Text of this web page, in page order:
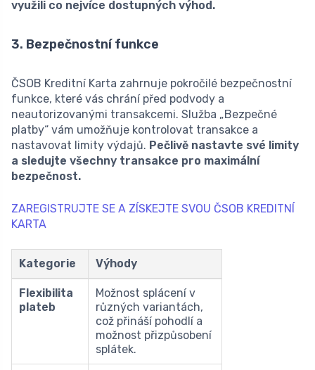
využili co nejvíce dostupných výhod.
3. Bezpečnostní funkce
ČSOB Kreditní Karta zahrnuje pokročilé bezpečnostní
funkce, které vás chrání před podvody a
neautorizovanými transakcemi. Služba „Bezpečné
platby“ vám umožňuje kontrolovat transakce a
nastavovat limity výdajů. Pečlivě nastavte své limity
a sledujte všechny transakce pro maximální
bezpečnost.
ZAREGISTRUJTE SE A ZÍSKEJTE SVOU ČSOB KREDITNÍ
KARTA
Kategorie Výhody
Flexibilita
plateb
Možnost splácení v
různých variantách,
což přináší pohodlí a
možnost přizpůsobení
splátek.